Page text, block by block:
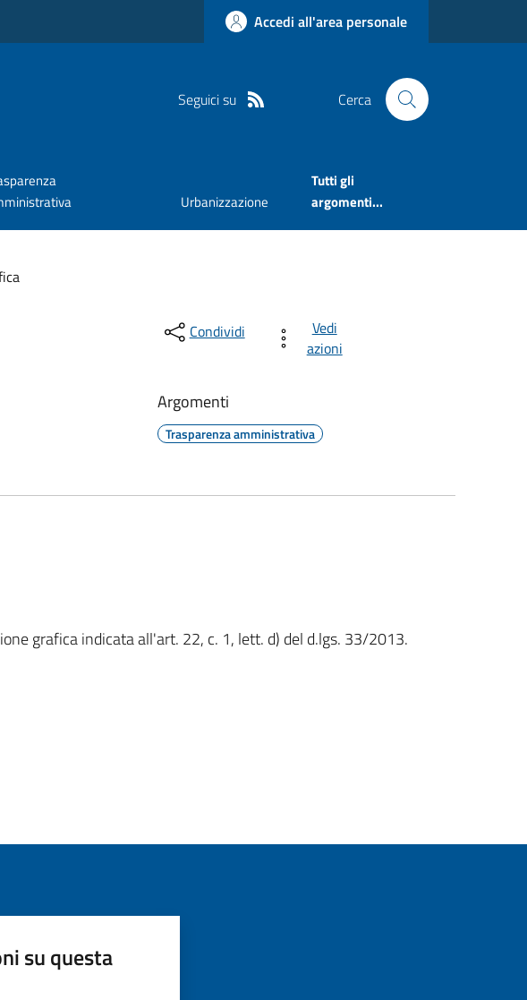
Accedi all'area personale
Seguici su Cerca
Urbanizzazione
Tutti gli
argomenti...
Condividi
Vedi
azioni
Argomenti
Trasparenza amministrativa
grafica indicata all'art. 22, c. 1, lett. d) del d.lgs. 33/2013.
su questa